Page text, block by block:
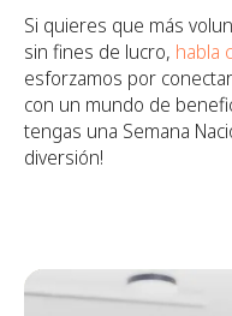
Si quieres que más
sin fines de lucro, habla
esforzamos por
con un mundo de
tengas una Semana
diversión!